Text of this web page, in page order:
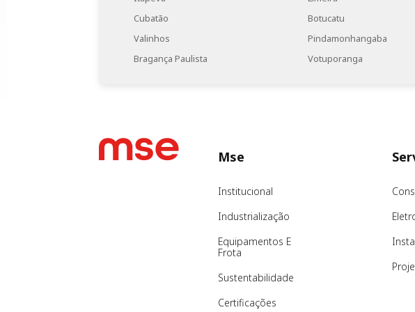
Cubatão
Botucatu
Valinhos
Pindamonhangaba
Bragança Paulista
Votuporanga
Mse
Institucional
Industrialização
Equipamentos E
Frota
Sustentabilidade
Certificações